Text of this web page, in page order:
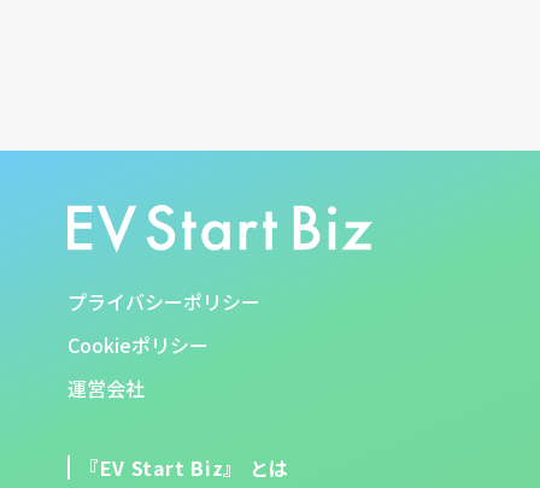
プライバシーポリシー
Cookieポリシー
運営会社
『EV Start Biz』 とは